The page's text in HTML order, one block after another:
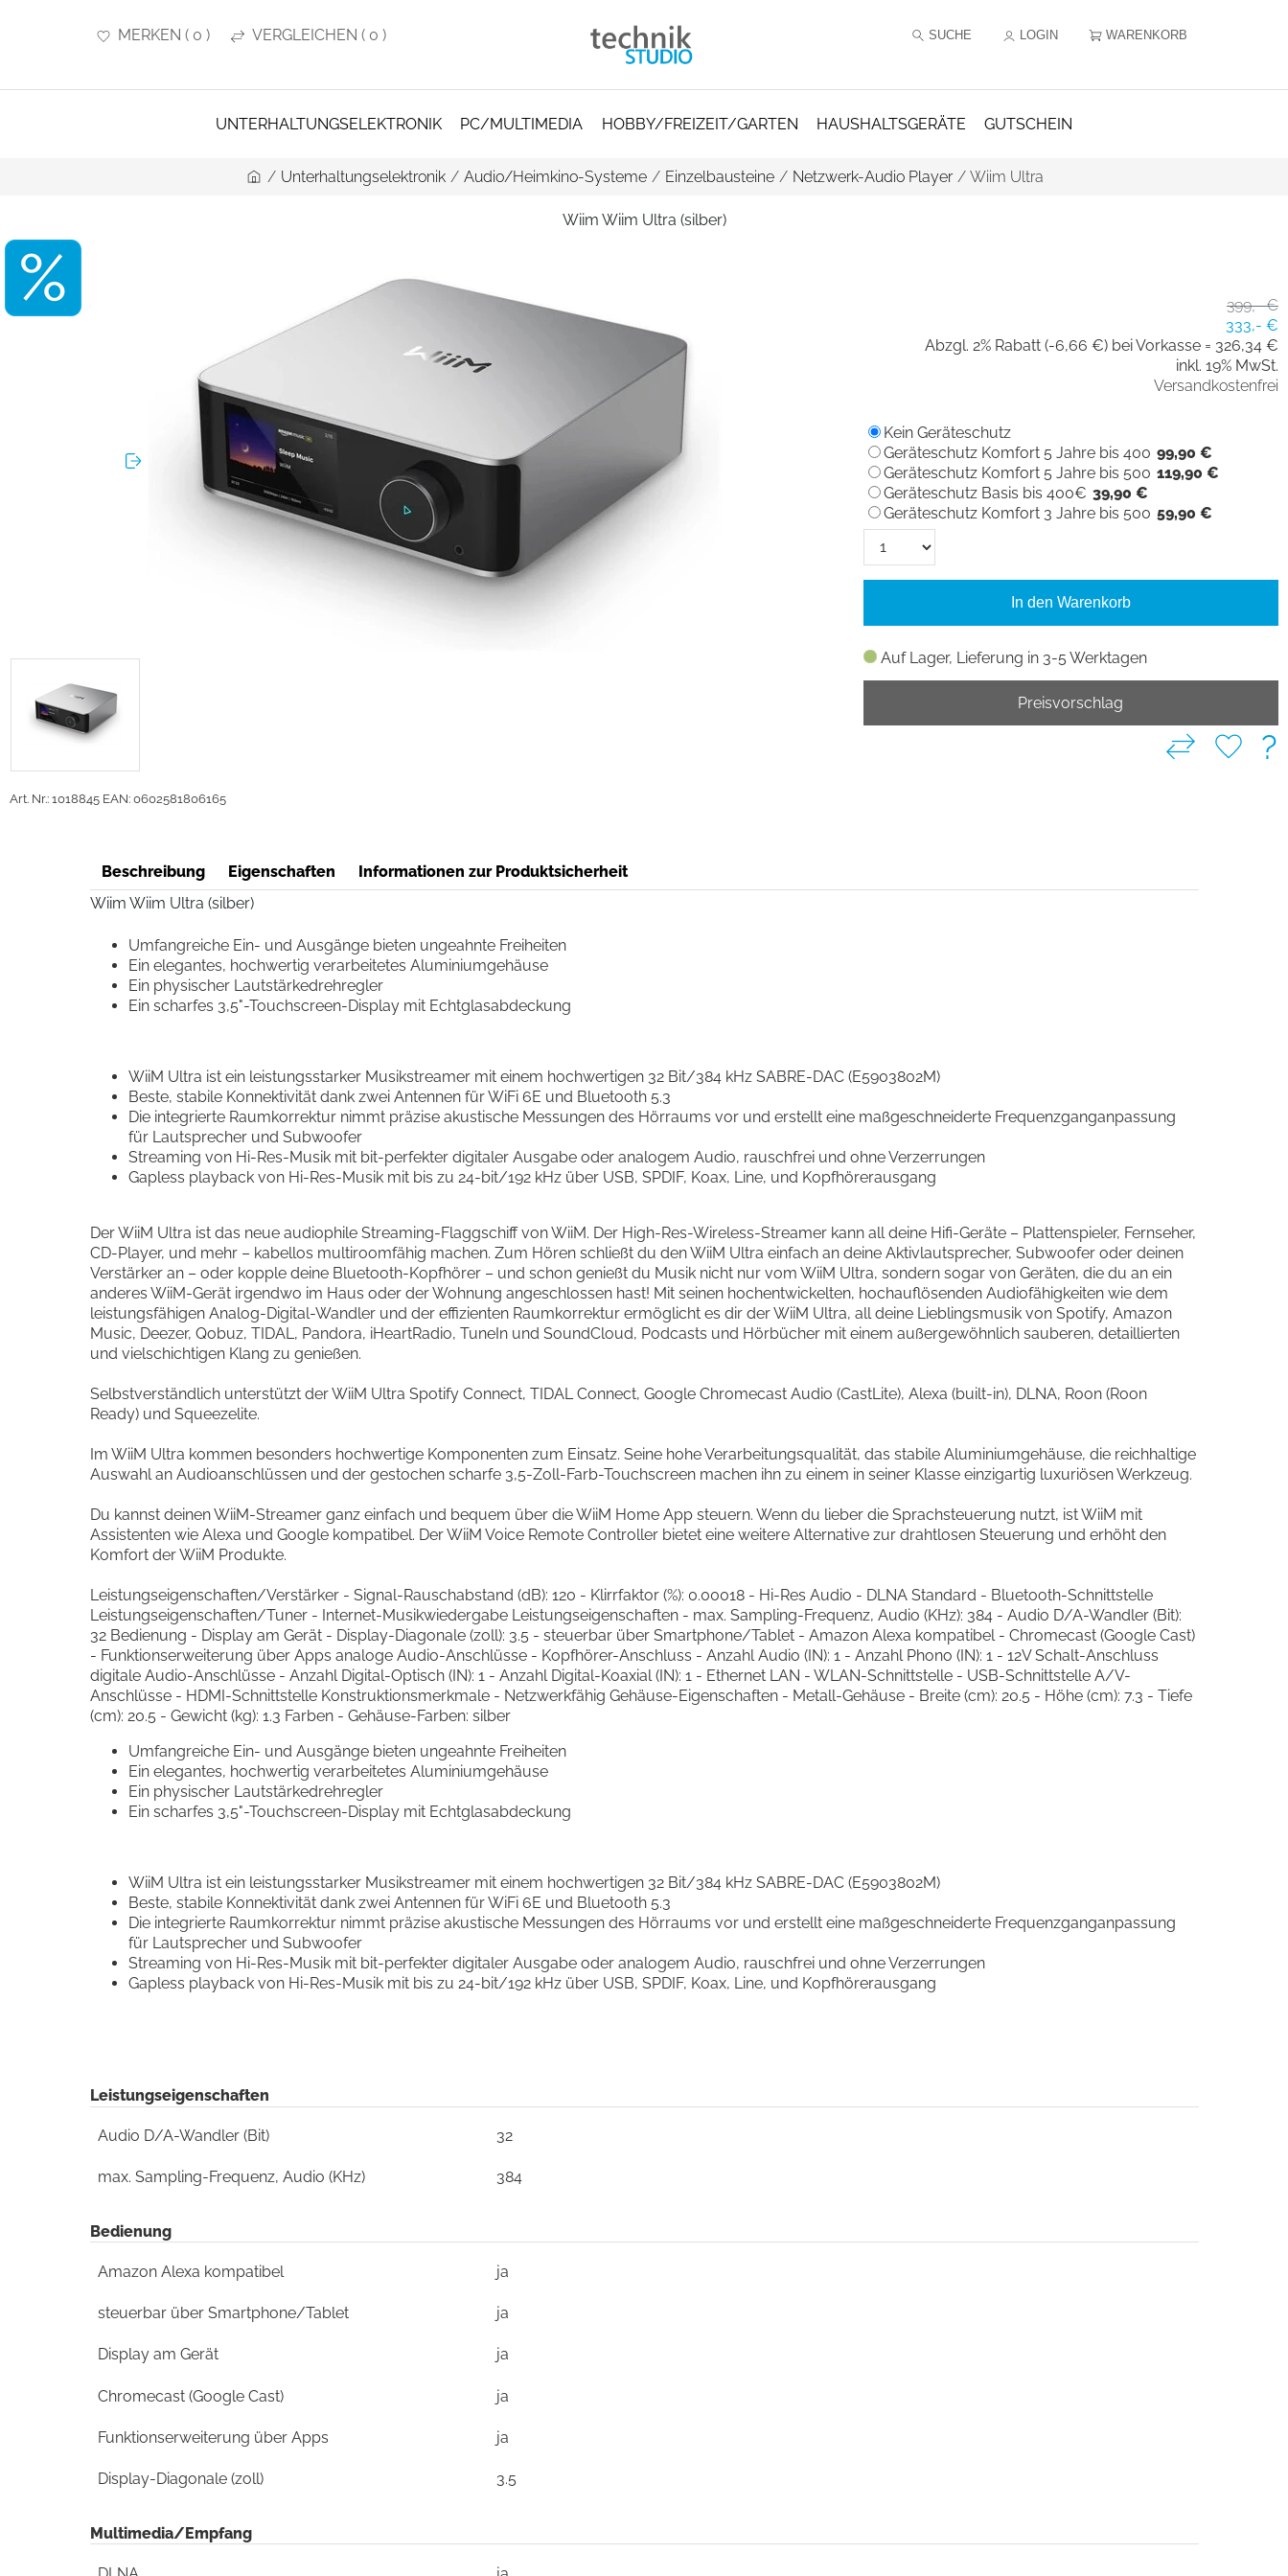
MERKEN ( 0 ) VERGLEICHEN ( 0 ) SUCHE LOGIN WARENKORB
UNTERHALTUNGSELEKTRONIK PC/MULTIMEDIA HOBBY/FREIZEIT/GARTEN HAUSHALTSGERÄTE GUTSCHEIN
/ Unterhaltungselektronik / Audio/Heimkino-Systeme / Einzelbausteine / Netzwerk-Audio Player / Wiim Ultra
Wiim Wiim Ultra (silber)
Art. Nr.: 1018845 EAN: 0602581806165
399,- €
333,- €
Abzgl. 2% Rabatt (-6,66 €) bei Vorkasse = 326,34 €
inkl. 19% MwSt.
Versandkostenfrei
Auf Lager, Lieferung in 3-5 Werktagen
Kein Geräteschutz
Geräteschutz Komfort 5 Jahre bis 400 99,90 €
Geräteschutz Komfort 5 Jahre bis 500 119,90 €
Geräteschutz Basis bis 400€ 39,90 €
Geräteschutz Komfort 3 Jahre bis 500 59,90 €
In den Warenkorb
Preisvorschlag
?
Beschreibung Eigenschaften
Informationen zur Produktsicherheit
Wiim Wiim Ultra (silber)
Umfangreiche Ein- und Ausgänge bieten ungeahnte Freiheiten
Ein elegantes, hochwertig verarbeitetes Aluminiumgehäuse
Ein physischer Lautstärkedrehregler
Ein scharfes 3,5"-Touchscreen-Display mit Echtglasabdeckung
WiiM Ultra ist ein leistungsstarker Musikstreamer mit einem hochwertigen 32 Bit/384 kHz SABRE-DAC (E5903802M)
Beste, stabile Konnektivität dank zwei Antennen für WiFi 6E und Bluetooth 5.3
Die integrierte Raumkorrektur nimmt präzise akustische Messungen des Hörraums vor und erstellt eine maßgeschneiderte Frequenzganganpassung
für Lautsprecher und Subwoofer
Streaming von Hi-Res-Musik mit bit-perfekter digitaler Ausgabe oder analogem Audio, rauschfrei und ohne Verzerrungen
Gapless playback von Hi-Res-Musik mit bis zu 24-bit/192 kHz über USB, SPDIF, Koax, Line, und Kopfhörerausgang
Der WiiM Ultra ist das neue audiophile Streaming-Flaggschiff von WiiM. Der High-Res-Wireless-Streamer kann all deine Hifi-Geräte – Plattenspieler, Fernseher,
CD-Player, und mehr – kabellos multiroomfähig machen. Zum Hören schließt du den WiiM Ultra einfach an deine Aktivlautsprecher, Subwoofer oder deinen
Verstärker an – oder kopple deine Bluetooth-Kopfhörer – und schon genießt du Musik nicht nur vom WiiM Ultra, sondern sogar von Geräten, die du an ein
anderes WiiM-Gerät irgendwo im Haus oder der Wohnung angeschlossen hast! Mit seinen hochentwickelten, hochauflösenden Audiofähigkeiten wie dem
leistungsfähigen Analog-Digital-Wandler und der effizienten Raumkorrektur ermöglicht es dir der WiiM Ultra, all deine Lieblingsmusik von Spotify, Amazon
Music, Deezer, Qobuz, TIDAL, Pandora, iHeartRadio, TuneIn und SoundCloud, Podcasts und Hörbücher mit einem außergewöhnlich sauberen, detaillierten
und vielschichtigen Klang zu genießen.
Selbstverständlich unterstützt der WiiM Ultra Spotify Connect, TIDAL Connect, Google Chromecast Audio (CastLite), Alexa (built-in), DLNA, Roon (Roon
Ready) und Squeezelite.
Im WiiM Ultra kommen besonders hochwertige Komponenten zum Einsatz. Seine hohe Verarbeitungsqualität, das stabile Aluminiumgehäuse, die reichhaltige
Auswahl an Audioanschlüssen und der gestochen scharfe 3,5-Zoll-Farb-Touchscreen machen ihn zu einem in seiner Klasse einzigartig luxuriösen Werkzeug.
Du kannst deinen WiiM-Streamer ganz einfach und bequem über die WiiM Home App steuern. Wenn du lieber die Sprachsteuerung nutzt, ist WiiM mit
Assistenten wie Alexa und Google kompatibel. Der WiiM Voice Remote Controller bietet eine weitere Alternative zur drahtlosen Steuerung und erhöht den
Komfort der WiiM Produkte.
Leistungseigenschaften/Verstärker - Signal-Rauschabstand (dB): 120 - Klirrfaktor (%): 0.00018 - Hi-Res Audio - DLNA Standard - Bluetooth-Schnittstelle
Leistungseigenschaften/Tuner - Internet-Musikwiedergabe Leistungseigenschaften - max. Sampling-Frequenz, Audio (KHz): 384 - Audio D/A-Wandler (Bit):
32 Bedienung - Display am Gerät - Display-Diagonale (zoll): 3.5 - steuerbar über Smartphone/Tablet - Amazon Alexa kompatibel - Chromecast (Google Cast)
- Funktionserweiterung über Apps analoge Audio-Anschlüsse - Kopfhörer-Anschluss - Anzahl Audio (IN): 1 - Anzahl Phono (IN): 1 - 12V Schalt-Anschluss
digitale Audio-Anschlüsse - Anzahl Digital-Optisch (IN): 1 - Anzahl Digital-Koaxial (IN): 1 - Ethernet LAN - WLAN-Schnittstelle - USB-Schnittstelle A/V-
Anschlüsse - HDMI-Schnittstelle Konstruktionsmerkmale - Netzwerkfähig Gehäuse-Eigenschaften - Metall-Gehäuse - Breite (cm): 20.5 - Höhe (cm): 7.3 - Tiefe
(cm): 20.5 - Gewicht (kg): 1.3 Farben - Gehäuse-Farben: silber
Umfangreiche Ein- und Ausgänge bieten ungeahnte Freiheiten
Ein elegantes, hochwertig verarbeitetes Aluminiumgehäuse
Ein physischer Lautstärkedrehregler
Ein scharfes 3,5"-Touchscreen-Display mit Echtglasabdeckung
WiiM Ultra ist ein leistungsstarker Musikstreamer mit einem hochwertigen 32 Bit/384 kHz SABRE-DAC (E5903802M)
Beste, stabile Konnektivität dank zwei Antennen für WiFi 6E und Bluetooth 5.3
Die integrierte Raumkorrektur nimmt präzise akustische Messungen des Hörraums vor und erstellt eine maßgeschneiderte Frequenzganganpassung
für Lautsprecher und Subwoofer
Streaming von Hi-Res-Musik mit bit-perfekter digitaler Ausgabe oder analogem Audio, rauschfrei und ohne Verzerrungen
Gapless playback von Hi-Res-Musik mit bis zu 24-bit/192 kHz über USB, SPDIF, Koax, Line, und Kopfhörerausgang
Leistungseigenschaften
Audio D/A-Wandler (Bit) 32
max. Sampling-Frequenz, Audio (KHz) 384
Bedienung
Amazon Alexa kompatibel ja
steuerbar über Smartphone/Tablet ja
Display am Gerät ja
Chromecast (Google Cast) ja
Funktionserweiterung über Apps ja
Display-Diagonale (zoll) 3.5
Multimedia/Empfang